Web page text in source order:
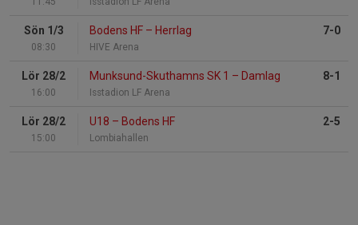
Sön 1/3
08:30
Bodens HF – Herrlag
HIVE Arena
7-0
Lör 28/2
16:00
Munksund-Skuthamns SK 1 – Damlag
Isstadion LF Arena
8-1
Lör 28/2
15:00
U18 – Bodens HF
Lombiahallen
2-5